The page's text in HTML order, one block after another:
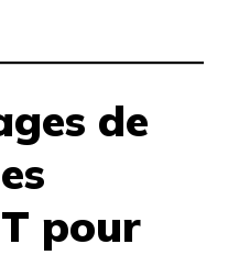
de
pour